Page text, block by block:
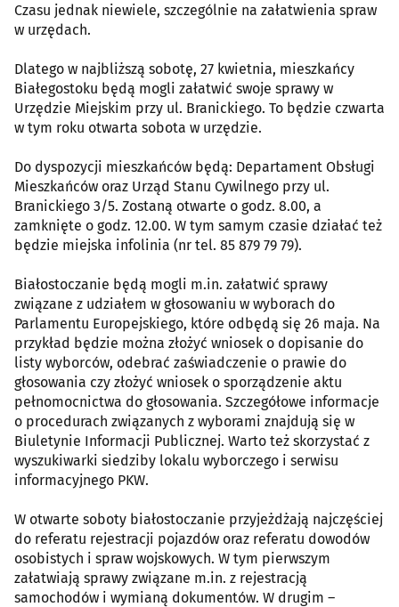
Czasu jednak niewiele, szczególnie na załatwienia spraw
w urzędach.
Dlatego w najbliższą sobotę, 27 kwietnia, mieszkańcy
Białegostoku będą mogli załatwić swoje sprawy w
Urzędzie Miejskim przy ul. Branickiego. To będzie czwarta
w tym roku otwarta sobota w urzędzie.
Do dyspozycji mieszkańców będą: Departament Obsługi
Mieszkańców oraz Urząd Stanu Cywilnego przy ul.
Branickiego 3/5. Zostaną otwarte o godz. 8.00, a
zamknięte o godz. 12.00. W tym samym czasie działać też
będzie miejska infolinia (nr tel. 85 879 79 79).
Białostoczanie będą mogli m.in. załatwić sprawy
związane z udziałem w głosowaniu w wyborach do
Parlamentu Europejskiego, które odbędą się 26 maja. Na
przykład będzie można złożyć wniosek o dopisanie do
listy wyborców, odebrać zaświadczenie o prawie do
głosowania czy złożyć wniosek o sporządzenie aktu
pełnomocnictwa do głosowania. Szczegółowe informacje
o procedurach związanych z wyborami znajdują się w
Biuletynie Informacji Publicznej. Warto też skorzystać z
wyszukiwarki siedziby lokalu wyborczego i serwisu
informacyjnego PKW.
W otwarte soboty białostoczanie przyjeżdżają najczęściej
do referatu rejestracji pojazdów oraz referatu dowodów
osobistych i spraw wojskowych. W tym pierwszym
załatwiają sprawy związane m.in. z rejestracją
samochodów i wymianą dokumentów. W drugim –